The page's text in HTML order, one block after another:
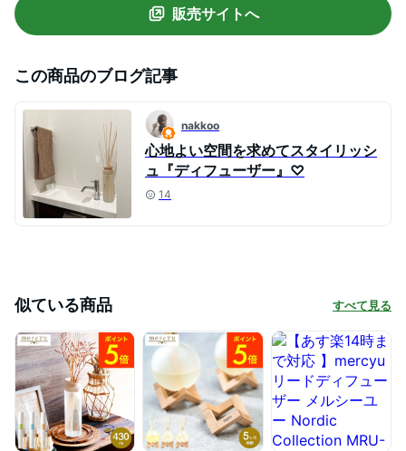
プレゼント JGS
販売サイトへ
この商品のブログ記事
nakkoo
心地よい空間を求めてスタイリッシ
ュ『ディフューザー』♡
14
似ている商品 すべて見る